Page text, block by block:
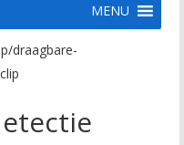
MENU
draagbare-